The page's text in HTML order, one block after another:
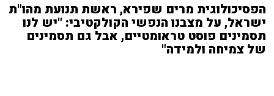
הפסיכולוגית מרים שפירא, ראשת תנועת מהו"ת
ישראל, על מצבנו הנפשי הקולקטיבי: "יש לנו
תסמינים פוסט טראומטיים, אבל גם תסמינים
של צמיחה ולמידה"